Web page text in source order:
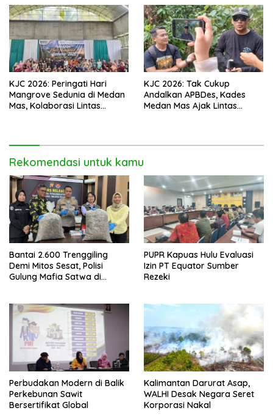
KJC 2026: Peringati Hari
Mangrove Sedunia di Medan
Mas, Kolaborasi Lintas
KJC 2026: Tak Cukup
Andalkan APBDes, Kades
Medan Mas Ajak Lintas
Rekomendasi untuk kamu
Bantai 2.600 Trenggiling
Demi Mitos Sesat, Polisi
Gulung Mafia Satwa di
PUPR Kapuas Hulu Evaluasi
Izin PT Equator Sumber
Rezeki
Perbudakan Modern di Balik
Perkebunan Sawit
Bersertifikat Global
Kalimantan Darurat Asap,
WALHI Desak Negara Seret
Korporasi Nakal